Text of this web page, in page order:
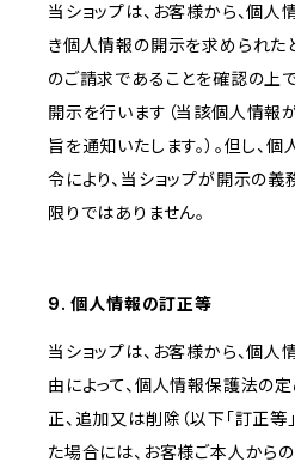
当ショップは、お客様から、個
き個人情報の開示を求められた
のご請求であることを確認の上
開示を行います（当該個人情報
旨を通知いたします。）。但し、
令により、当ショップが開示の
限りではありません。
9. 個人情報の訂正等
当ショップは、お客様から、個
由によって、個人情報保護法の
正、追加又は削除（以下「訂正等
た場合には、お客様ご本人から